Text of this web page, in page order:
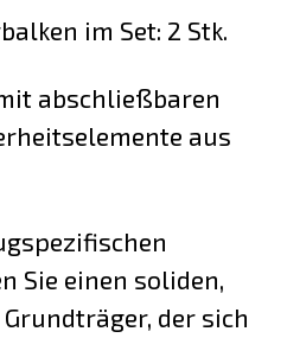
im Set: 2 Stk.
abschließbaren
aus
Sie einen soliden,
der sich